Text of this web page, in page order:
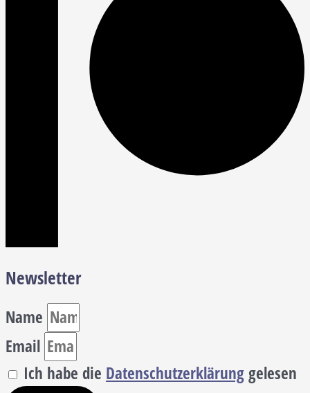
Newsletter
Name
Email
Ich habe die Datenschutzerklärunggelesen